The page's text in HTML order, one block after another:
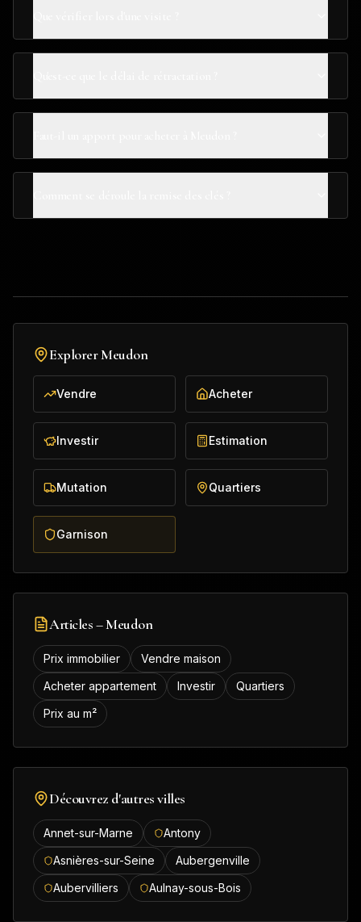
ExplorerMeudon
Vendre Acheter
Investir Estimation
Mutation Quartiers
Garnison
Articles –Meudon
Prix immobilier
Vendre maison
Acheter appartement
Investir
Quartiers
Prix au m²
Découvrez d'autres villes
Annet-sur-Marne
Antony
Asnières-sur-Seine
Aubergenville
Aubervilliers
Aulnay-sous-Bois